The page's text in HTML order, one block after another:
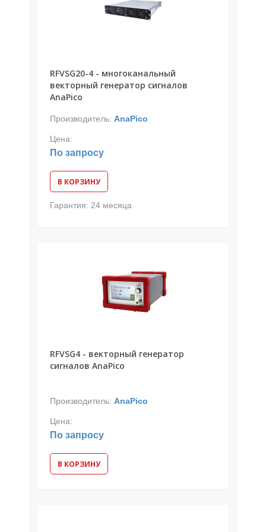
RFVSG20-4 - многоканальный
векторный генератор сигналов
AnaPico
Производитель: AnaPico
Цена:
По запросу
В КОРЗИНУ
Гарантия: 24 месяца
RFVSG4 - векторный генератор
сигналов AnaPico
Производитель: AnaPico
Цена:
По запросу
В КОРЗИНУ